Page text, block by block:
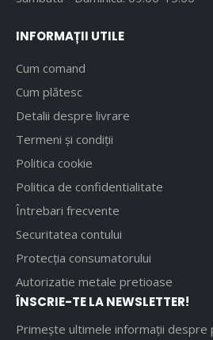
INFORMAȚII UTILE
Cum comand
Cum plătesc
Detalii despre livrare
Termeni și condiții
Politica cookie
Politica de confidentialitate
Întrebari frecvente
Securitatea contului
Protecția consumatorului
Autorizatie metale pretioase
ÎNSCRIE-TE LA NEWSLETTER!
Primește ultimele informații despre